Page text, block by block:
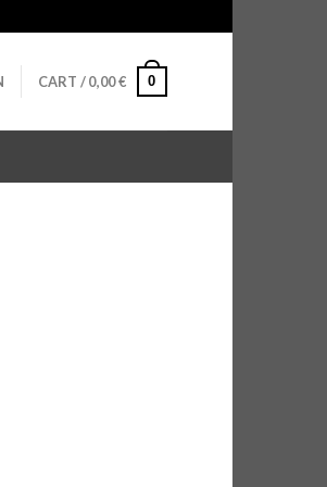
CART /0,00€ 0